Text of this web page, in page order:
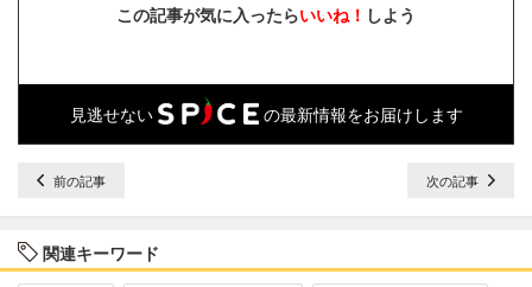
この記事が気に入ったらいいね！ しよう
見逃せない の最新情報をお届けします
前の記事 次の記事
関連キーワード